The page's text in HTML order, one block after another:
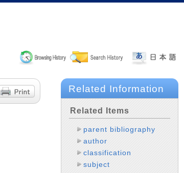
Related Information
Related Items
parent bibliography
author
classification
subject